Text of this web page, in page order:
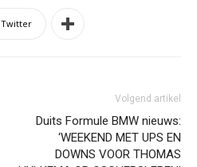
Twitter
Volgend artikel
Duits Formule BMW nieuws:
‘WEEKEND MET UPS EN
DOWNS VOOR THOMAS